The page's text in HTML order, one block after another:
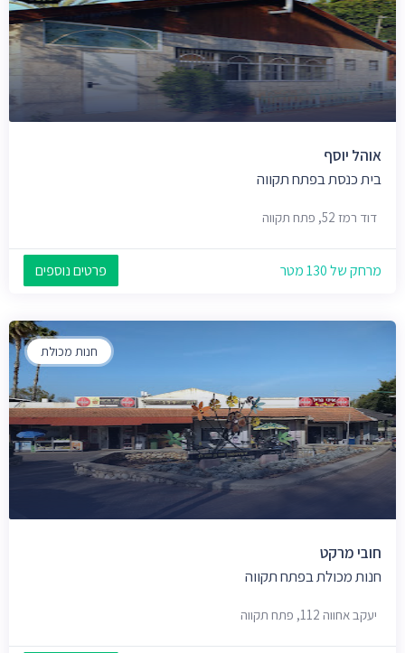
אוהל יוסף
בית כנסת בפתח תקווה
דוד רמז 52, פתח תקווה
מרחק של 130 מטר פרטים נוספים
חנות מכולת
חובי מרקט
חנות מכולת בפתח תקווה
יעקב אחווה 112, פתח תקווה